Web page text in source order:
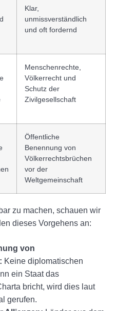
Klar,
unmissverständlich
und oft fordernd
Menschenrechte,
Völkerrecht und
Schutz der
Zivilgesellschaft
Öffentliche
Benennung von
Völkerrechtsbrüchen
vor der
Weltgemeinschaft
zu machen, schauen wir
dieses Vorgehens an:
von
Keine diplomatischen
ein Staat das
bricht, wird dies laut
gerufen.